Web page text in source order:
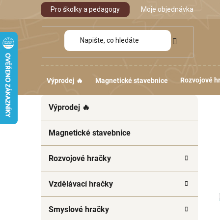
Pro školky a pedagogy Moje objednávka
Výprodej 🔥 Magnetické stavebnice Rozvojové
kategorie
t
g
i
Výprodej 🔥
Magnetické stavebnice
Rozvojové hračky
Vzdělávací hračky
Smyslové hračky